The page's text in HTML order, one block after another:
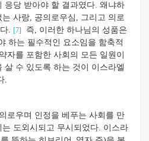
응당 받아야 할 결과였다. 왜냐하
사랑, 공의로우심, 그리고 의로
. [7]
즉, 이러한 하나님의 성품은
하는 필수적인 요소임을 함축적
자를 포함한 사회의 모든 일원이
살 수 있도록 하는 것이 이스라엘
.
로우며 인정을 베푸는 사회를 만
도외시되고 무시되었다. 이스라